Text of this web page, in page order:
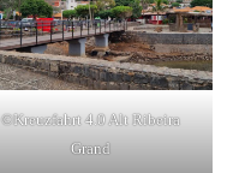
©Kreuzfahrt 4.0 Alt Ribeira
Grand